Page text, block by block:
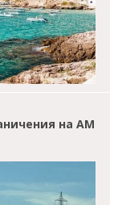
на АМ